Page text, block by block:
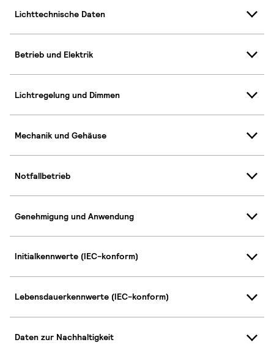
Lichttechnische Daten
Betrieb und Elektrik
Lichtregelung und Dimmen
Mechanik und Gehäuse
Notfallbetrieb
Genehmigung und Anwendung
Initialkennwerte (IEC-konform)
Lebensdauerkennwerte (IEC-konform)
Daten zur Nachhaltigkeit